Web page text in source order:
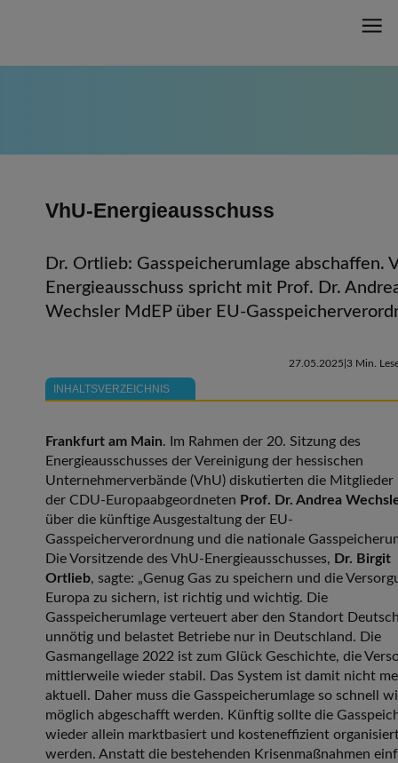
VhU-Energieausschuss
Dr. Ortlieb: Gasspeicherumlage abschaffen.
Energieausschuss spricht mit Prof. Dr.
Wechsler MdEP über EU-
INHALTSVERZEICHNIS
27.05.2025 3 Min.
Frankfurt am Main. Im Rahmen der 20. Sitzung des
Energieausschusses der Vereinigung der hessischen
Unternehmerverbände (VhU) diskutierten die Mitglieder
der CDU-Europaabgeordneten Prof. Dr. Andrea
über die künftige Ausgestaltung der EU-
Gasspeicherverordnung und die nationale
Die Vorsitzende des VhU-Energieausschusses, Dr. Birgit
Ortlieb, sagte: „Genug Gas zu speichern und die
Europa zu sichern, ist richtig und wichtig. Die
Gasspeicherumlage verteuert aber den Standort
unnötig und belastet Betriebe nur in Deutschland. Die
Gasmangellage 2022 ist zum Glück Geschichte, die
mittlerweile wieder stabil. Das System ist damit nicht
aktuell. Daher muss die Gasspeicherumlage so schnell
möglich abgeschafft werden. Künftig sollte die
wieder allein marktbasiert und kosteneffizient
werden. Anstatt die bestehenden Krisenmaßnahmen